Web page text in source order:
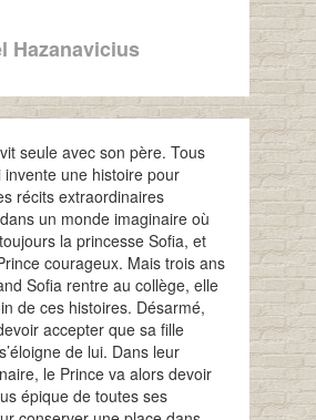
Hazanavicius
seule avec son père. Tous
invente une histoire pour
récits extraordinaires
un monde imaginaire où
la princesse Sofia, et
courageux. Mais trois ans
Sofia rentre au collège, elle
de ces histoires. Désarmé,
accepter que sa fille
de lui. Dans leur
le Prince va alors devoir
épique de toutes ses